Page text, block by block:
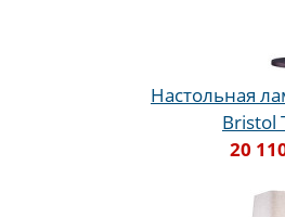
Настольная
Bristol
20